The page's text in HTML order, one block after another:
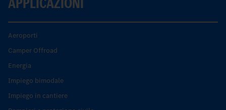
Aeroporti
Camper Offroad
Energia
Impiego bimodale
Impiego in cantiere